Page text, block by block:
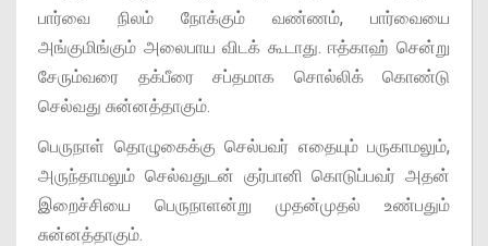
பார்வை நிலம் நோக்கும் வண்ணம், பார்வையை
அங்குமிங்கும் அலைபாய விடக் கூடாது. ஈத்காஹ் சென்று
சேரும்வரை தக்பீரை சப்தமாக சொல்லிக் கொண்டு
செல்வது சுன்னத்தாகும்.
பெருநாள் தொழுகைக்கு செல்பவர் எதையும் பருகாமலும்,
அருந்தாமலும் செல்வதுடன் குர்பானி கொடுப்பவர் அதன்
இறைச்சியை பெருநாளன்று முதன்முதல் உண்பதும்
சுன்னத்தாகும்.